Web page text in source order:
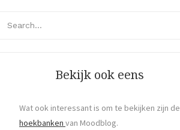
Bekijk ook eens
Wat ook interessant is om te bekijken zijn de
hoekbanken van Moodblog.